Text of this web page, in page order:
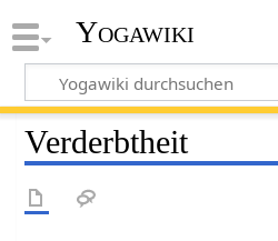
Yogawiki
Verderbtheit